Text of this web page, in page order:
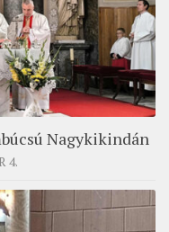
Nagykikindán
4.